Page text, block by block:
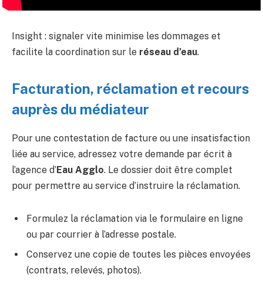
Insight : signaler vite minimise les dommages et
facilite la coordination sur le réseau d’eau.
Facturation, réclamation et recours
auprès du médiateur
Pour une contestation de facture ou une insatisfaction
liée au service, adressez votre demande par écrit à
l’agence d’Eau Agglo. Le dossier doit être complet
pour permettre au service d’instruire la réclamation.
Formulez la réclamation via le formulaire en ligne
ou par courrier à l’adresse postale.
Conservez une copie de toutes les pièces envoyées
(contrats, relevés, photos).